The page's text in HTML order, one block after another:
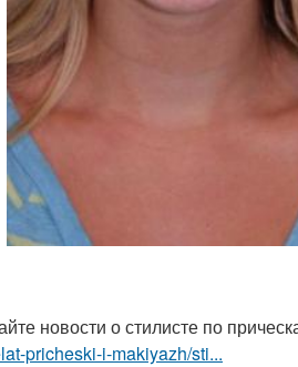
новости о стилисте по
pricheski-i-makiyazh/sti...